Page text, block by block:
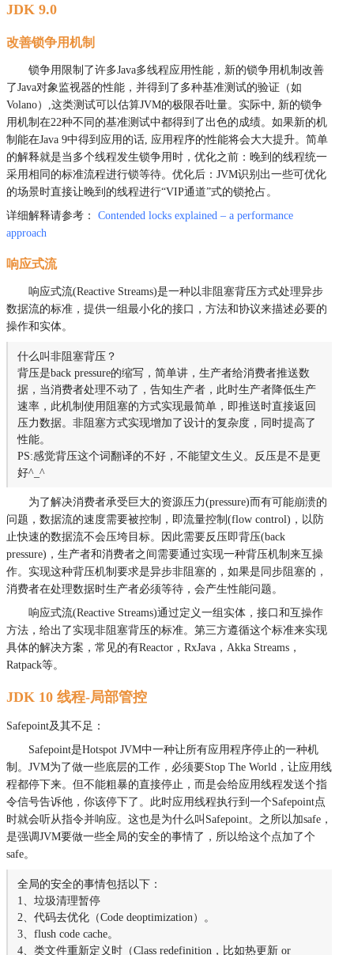
JDK 9.0
改善锁争用机制
锁争用限制了许多Java多线程应用性能，新的锁争用机制改善
了Java对象监视器的性能，并得到了多种基准测试的验证（如
Volano）,这类测试可以估算JVM的极限吞吐量。实际中, 新的锁争
用机制在22种不同的基准测试中都得到了出色的成绩。如果新的机
制能在Java 9中得到应用的话, 应用程序的性能将会大大提升。简单
的解释就是当多个线程发生锁争用时，优化之前：晚到的线程统一
采用相同的标准流程进行锁等待。优化后：JVM识别出一些可优化
的场景时直接让晚到的线程进行“VIP通道”式的锁抢占。
详细解释请参考： Contended locks explained – a performance
approach
响应式流
响应式流(Reactive Streams)是一种以非阻塞背压方式处理异步
数据流的标准，提供一组最小化的接口，方法和协议来描述必要的
操作和实体。
什么叫非阻塞背压？
背压是back pressure的缩写，简单讲，生产者给消费者推送数
据，当消费者处理不动了，告知生产者，此时生产者降低生产
速率，此机制使用阻塞的方式实现最简单，即推送时直接返回
压力数据。非阻塞方式实现增加了设计的复杂度，同时提高了
性能。
PS:感觉背压这个词翻译的不好，不能望文生义。反压是不是更
好^_^
为了解决消费者承受巨大的资源压力(pressure)而有可能崩溃的
问题，数据流的速度需要被控制，即流量控制(flow control)，以防
止快速的数据流不会压垮目标。因此需要反压即背压(back
pressure)，生产者和消费者之间需要通过实现一种背压机制来互操
作。实现这种背压机制要求是异步非阻塞的，如果是同步阻塞的，
消费者在处理数据时生产者必须等待，会产生性能问题。
响应式流(Reactive Streams)通过定义一组实体，接口和互操作
方法，给出了实现非阻塞背压的标准。第三方遵循这个标准来实现
具体的解决方案，常见的有Reactor，RxJava，Akka Streams，
Ratpack等。
JDK 10 线程-局部管控
Safepoint及其不足：
Safepoint是Hotspot JVM中一种让所有应用程序停止的一种机
制。JVM为了做一些底层的工作，必须要Stop The World，让应用线
程都停下来。但不能粗暴的直接停止，而是会给应用线程发送个指
令信号告诉他，你该停下了。此时应用线程执行到一个Safepoint点
时就会听从指令并响应。这也是为什么叫Safepoint。之所以加safe，
是强调JVM要做一些全局的安全的事情了，所以给这个点加了个
safe。
全局的安全的事情包括以下：
1、垃圾清理暂停
2、代码去优化（Code deoptimization）。
3、flush code cache。
4、类文件重新定义时（Class redefinition，比如热更新 or